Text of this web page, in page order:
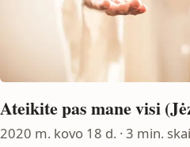
Ateikite pas mane visi
2020 m. kovo 18 d. · 3 min.